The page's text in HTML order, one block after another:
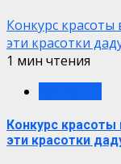
Конкурс красоты
эти красотки
1 мин чтения
Конкурс красоты
эти красотки